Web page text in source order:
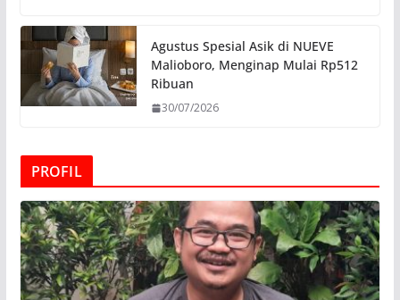
Agustus Spesial Asik di NUEVE
Malioboro, Menginap Mulai Rp512
Ribuan
30/07/2026
PROFIL